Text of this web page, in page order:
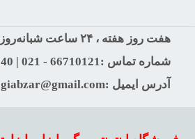
هفت روز هفته ، ۲۴ ساعت شبانه‌روز پاسخگوی شما هستیم
شماره تماس :66710121 - 021 | 2908640 0912
آدرس ایمیل :Magiabzar@gmail.com